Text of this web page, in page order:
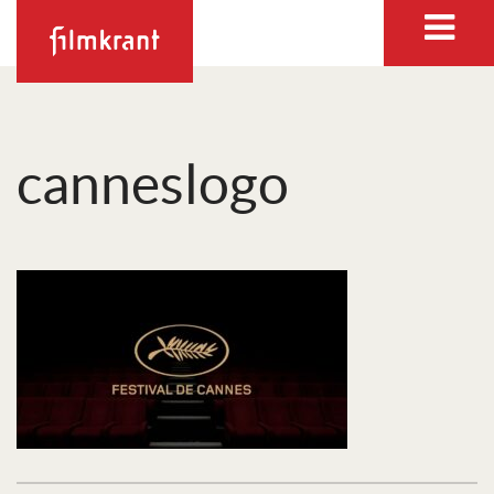
canneslogo